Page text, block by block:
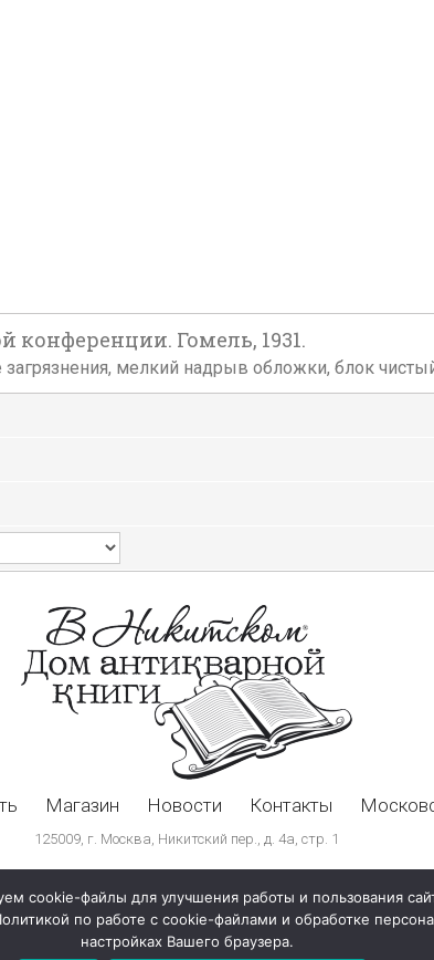
Гомель, 1931.
мелкий надрыв обложки, блок
Магазин Новости Контакты
125009, г. Москва, Никитский пер., д. 4а, стр. 1
cookie-файлы для улучшения работы и пользования
по работе с cookie-файлами и обработке
настройках Вашего браузера.